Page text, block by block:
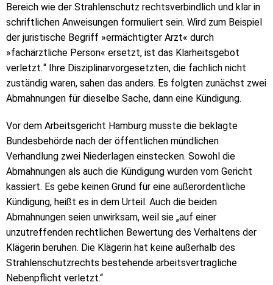
Bereich wie der Strahlenschutz rechtsverbindlich und klar in
schriftlichen Anweisungen formuliert sein. Wird zum Beispiel
der juristische Begriff »ermächtigter Arzt« durch
»fachärztliche Person« ersetzt, ist das Klarheitsgebot
verletzt.“ Ihre Disziplinarvorgesetzten, die fachlich nicht
zuständig waren, sahen das anders. Es folgten zunächst zwei
Abmahnungen für dieselbe Sache, dann eine Kündigung.
Vor dem Arbeitsgericht Hamburg musste die beklagte
Bundesbehörde nach der öffentlichen mündlichen
Verhandlung zwei Niederlagen einstecken. Sowohl die
Abmahnungen als auch die Kündigung wurden vom Gericht
kassiert. Es gebe keinen Grund für eine außerordentliche
Kündigung, heißt es in dem Urteil. Auch die beiden
Abmahnungen seien unwirksam, weil sie „auf einer
unzutreffenden rechtlichen Bewertung des Verhaltens der
Klägerin beruhen. Die Klägerin hat keine außerhalb des
Strahlenschutzrechts bestehende arbeitsvertragliche
Nebenpflicht verletzt.“